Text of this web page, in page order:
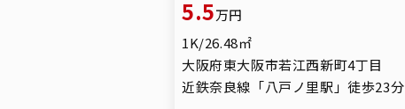
5.5万円
1K/26.48㎡
大阪府東大阪市若江西新町4丁目
近鉄奈良線「八戸ノ里駅」徒歩23分